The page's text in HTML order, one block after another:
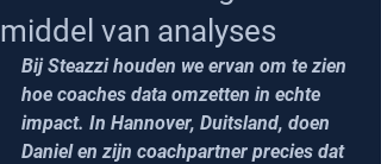
middel van analyses
Bij Steazzi houden we ervan om te zien
hoe coaches data omzetten in echte
impact. In Hannover, Duitsland, doen
Daniel en zijn coachpartner precies dat